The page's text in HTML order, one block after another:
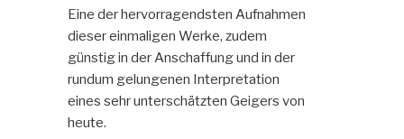
Eine der hervorragendsten Aufnahmen
dieser einmaligen Werke, zudem
günstig in der Anschaffung und in der
rundum gelungenen Interpretation
eines sehr unterschätzten Geigers von
heute.